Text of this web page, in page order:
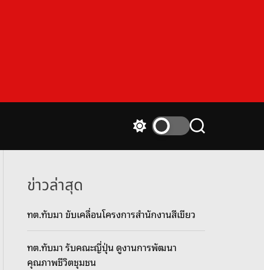
i
o
r
S
a
ข่าวล่าสุด
ทต.ทับมา ขับเคลื่อนโครงการสำนักงานสีเขียว
ทต.ทับมา รับคณะญี่ปุ่น ดูงานการพัฒนา
คุณภาพชีวิตชุมชน